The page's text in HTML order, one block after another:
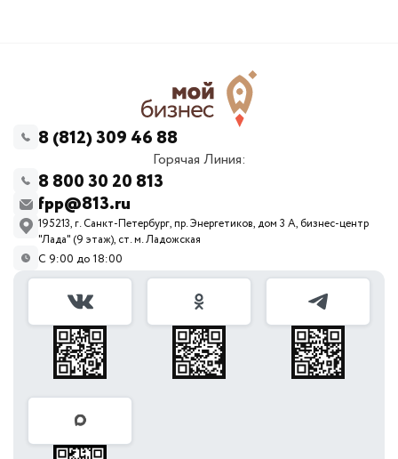
8 (812) 309 46 88
Горячая Линия:
8 800 30 20 813
fpp@813.ru
195213, г. Санкт-Петербург, пр. Энергетиков, дом 3 А, бизнес-центр
"Лада" (9 этаж), ст. м. Ладожская
С 9:00 до 18:00